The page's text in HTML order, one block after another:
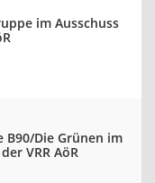
im Ausschuss
Die Grünen im
VRR AöR